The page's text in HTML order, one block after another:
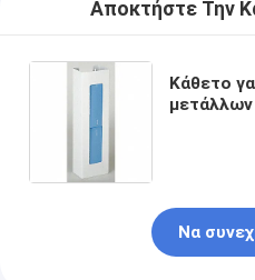
Αποκτήστε Την
Κάθετο
Να